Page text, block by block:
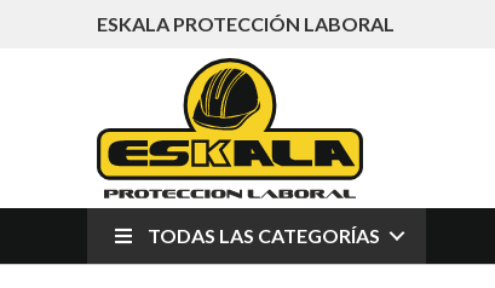
ESKALA PROTECCIÓN LABORAL
TODAS LAS CATEGORÍAS